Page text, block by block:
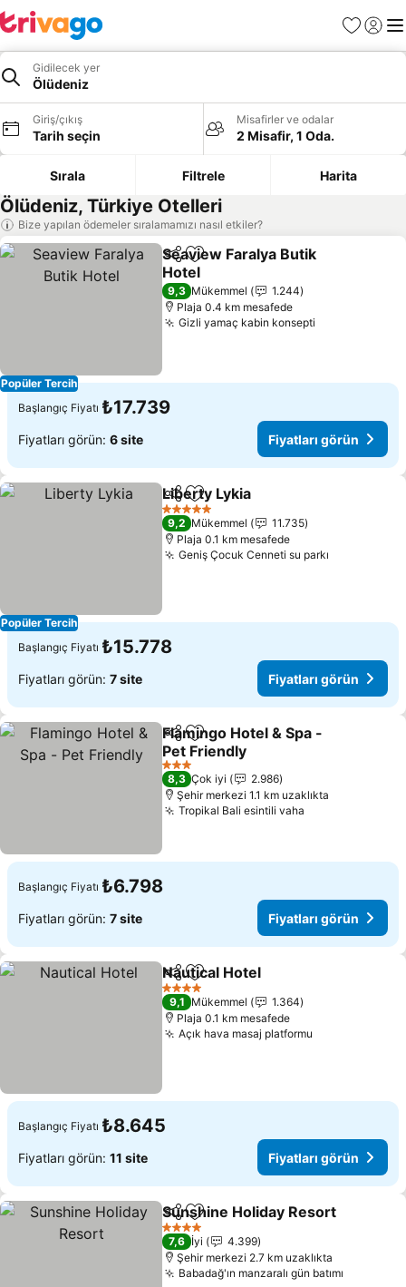
Favoriler
Giriş
Gidilecek yer
Ölüdeniz
Giriş/çıkış
Tarih seçin
Misafirler ve odalar
2 Misafir, 1 Oda.
Sırala Filtrele Harita
Ölüdeniz, Türkiye Otelleri
Bize yapılan ödemeler sıralamamızı nasıl etkiler?
Popüler Tercih
PaylaşFavorilerime ekle
Seaview Faralya Butik
Hotel
Fiyatları görün
9,3 Mükemmel
1.244
Plaja 0.4 km mesafede
Gizli yamaç kabin konsepti
Başlangıç Fiyatı ₺17.739
Fiyatları görün: 6 site Fiyatları görün
Popüler Tercih
PaylaşFavorilerime ekle
Liberty Lykia
5 Yıldız
9,2 Mükemmel
11.735
Plaja 0.1 km mesafede
Geniş Çocuk Cenneti su parkı
Başlangıç Fiyatı ₺15.778
Fiyatları görün: 7 site Fiyatları görün
PaylaşFavorilerime ekle
Flamingo Hotel & Spa -
Pet Friendly
Fiyatları görün
3 Yıldız
8,3 Çok iyi
2.986
Şehir merkezi 1.1 km uzaklıkta
Tropikal Bali esintili vaha
Başlangıç Fiyatı ₺6.798
Fiyatları görün: 7 site Fiyatları görün
PaylaşFavorilerime ekle
Nautical Hotel
4 Yıldız
9,1 Mükemmel
1.364
Plaja 0.1 km mesafede
Açık hava masaj platformu
Başlangıç Fiyatı ₺8.645
Fiyatları görün: 11 site Fiyatları görün
PaylaşFavorilerime ekle
Sunshine Holiday Resort
4 Yıldız
7,6 İyi
4.399
Şehir merkezi 2.7 km uzaklıkta
Babadağ'ın manzaralı gün batımı